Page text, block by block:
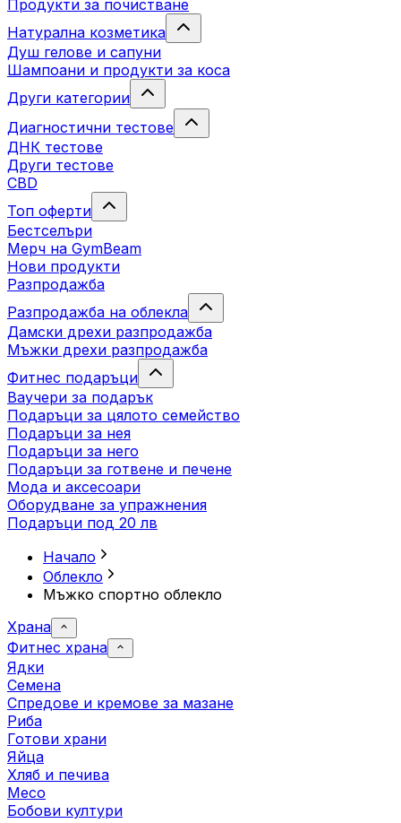
Продукти за почистване
Натурална козметика
Душ гелове и сапуни
Шампоани и продукти за коса
Други категории
Диагностични тестове
ДНК тестове
Други тестове
CBD
Топ оферти
Бестселъри
Мерч на GymBeam
Нови продукти
Разпродажба
Разпродажба на облекла
Дамски дрехи разпродажба
Мъжки дрехи разпродажба
Фитнес подаръци
Ваучери за подарък
Подаръци за цялото семейство
Подаръци за нея
Подаръци за него
Подаръци за готвене и печене
Мода и аксесоари
Оборудване за упражнения
Подаръци под 20 лв
Начало
Облекло
Мъжко спортно облекло
Храна
Фитнес храна
Ядки
Семена
Спредове и кремове за мазане
Риба
Готови храни
Яйца
Хляб и печива
Месо
Бобови култури